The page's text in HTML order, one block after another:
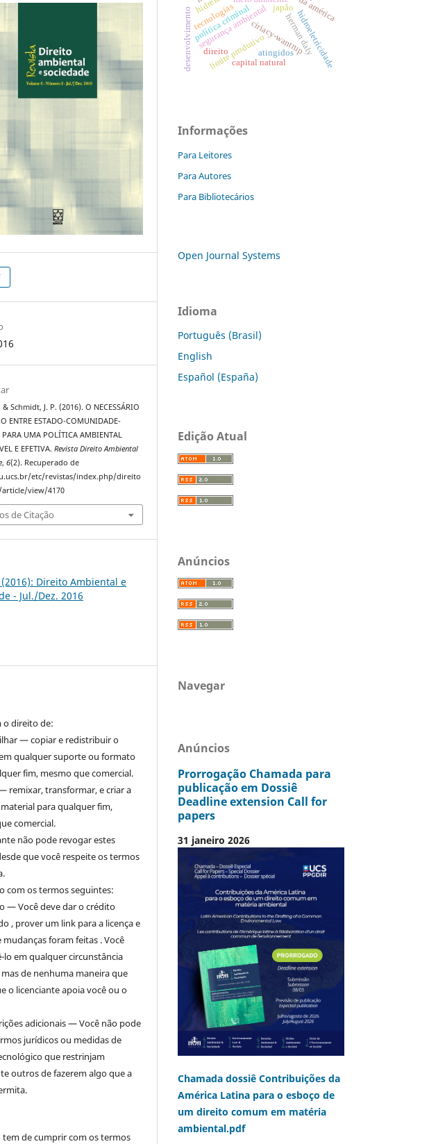
& Schmidt, J. P. (2016). O NECESSÁRIO
ENTRE ESTADO-COMUNIDADE-
PARA UMA POLÍTICA AMBIENTAL
E EFETIVA.Revista Direito Ambiental
,6(2). Recuperado de
etc/revistas/index.php/direito
view/4170
de Citação
Direito Ambiental e
- Jul./Dez. 2016
o direito de:
— copiar e redistribuir o
qualquer suporte ou formato
fim, mesmo que comercial.
remixar, transformar, e criar a
para qualquer fim,
comercial.
não pode revogar estes
que você respeite os termos
com os termos seguintes:
— Você deve dar o crédito
, prover um link para a licença e
mudanças foram feitas . Você
lo em qualquer circunstância
mas de nenhuma maneira que
o licenciante apoia você ou o
adicionais — Você não pode
jurídicos ou medidas de
que restrinjam
outros de fazerem algo que a
tem de cumprir com os termos
ciriacy-wantrup
herman daly
segurança ambiental
limite produtivo
capital natural
política criminal japão
atingidos
desenvolvimento direito hidroeletricidade
tecnologias
Informações
Para Leitores
Para Autores
Para Bibliotecários
Open Journal Systems
Idioma
Português (Brasil)
English
Español (España)
Edição Atual
Anúncios
Navegar
Anúncios
Prorrogação Chamada para
publicação em Dossiê
Deadline extension Call for
papers
31 janeiro 2026
Chamada dossiê Contribuições da
América Latina para o esboço de
um direito comum em matéria
ambiental.pdf